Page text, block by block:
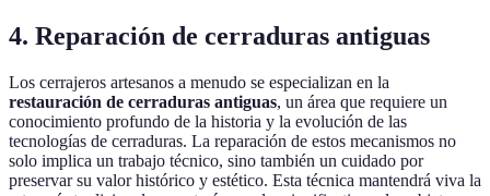
4. Reparación de cerraduras antiguas
Los cerrajeros artesanos a menudo se especializan en la
restauración de cerraduras antiguas, un área que requiere un
conocimiento profundo de la historia y la evolución de las
tecnologías de cerraduras. La reparación de estos mecanismos no
solo implica un trabajo técnico, sino también un cuidado por
preservar su valor histórico y estético. Esta técnica mantendrá viva la